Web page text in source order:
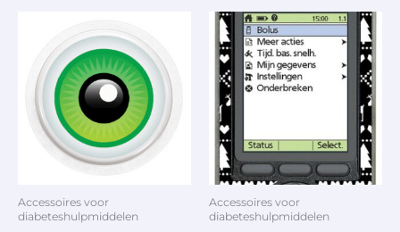
Accessoires voor
diabeteshulpmiddelen
Accessoires voor
diabeteshulpmiddelen